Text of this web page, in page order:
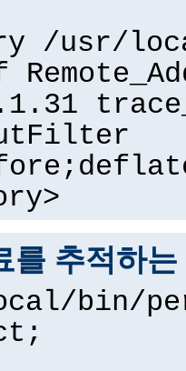
/usr/
를 추적하
bin/